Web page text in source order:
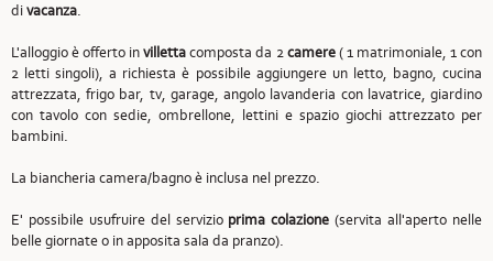
divacanza.
L'alloggio è offerto invillettacomposta da 2camere( 1 matrimoniale, 1 con
2 letti singoli), a richiesta è possibile aggiungere un letto, bagno, cucina
attrezzata, frigo bar, tv, garage, angolo lavanderia con lavatrice, giardino
con tavolo con sedie, ombrellone, lettini e spazio giochi attrezzato per
bambini.
La biancheria camera/bagno è inclusa nel prezzo.
E' possibile usufruire del servizio prima colazione (servita all'aperto nelle
belle giornate o in apposita sala da pranzo).